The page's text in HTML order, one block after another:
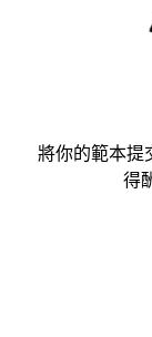
將你的範本提
得